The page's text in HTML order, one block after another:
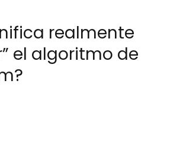
realmente
el algoritmo de